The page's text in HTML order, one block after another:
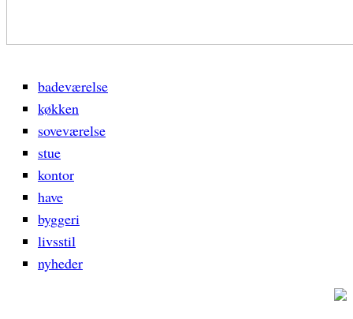
badeværelse
køkken
soveværelse
stue
kontor
have
byggeri
livsstil
nyheder